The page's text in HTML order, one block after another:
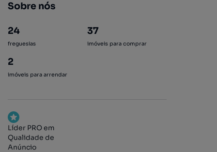
Sobre nós
24
freguesias
37
imóveis para comprar
2
imóveis para arrendar
Líder PRO em
Qualidade de
Anúncio